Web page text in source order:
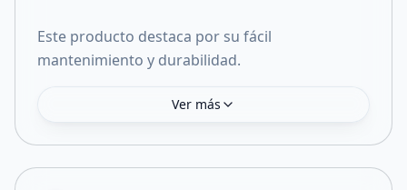
Este producto destaca por su fácil
mantenimiento y durabilidad.
Ver más